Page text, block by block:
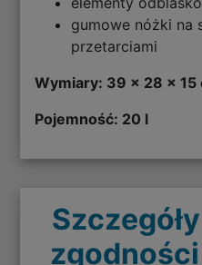
gumowe nóżki na
przetarciami
Wymiary: 39 x 28 x 15
Pojemność: 20 l